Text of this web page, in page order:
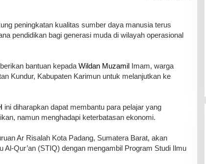
peningkatan kualitas sumber daya manusia terus
pendidikan bagi generasi muda di wilayah operasional
bantuan kepada Wildan MuzamilImam, warga
Kundur, Kabupaten Karimun untuk melanjutkan ke
ini diharapkan dapat membantu para pelajar yang
namun menghadapi keterbatasan ekonomi.
Ar Risalah Kota Padang, Sumatera Barat, akan
Al-Qur’an (STIQ) dengan mengambil Program Studi Ilmu